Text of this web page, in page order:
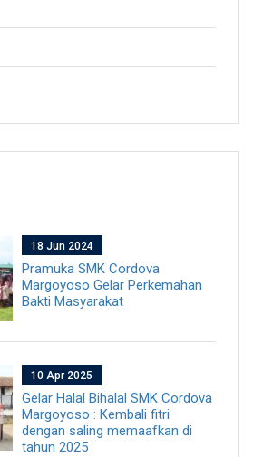
18 Jun 2024
Pramuka SMK Cordova
Margoyoso Gelar Perkemahan
Bakti Masyarakat
10 Apr 2025
Gelar Halal Bihalal SMK Cordova
Margoyoso : Kembali fitri
dengan saling memaafkan di
tahun 2025